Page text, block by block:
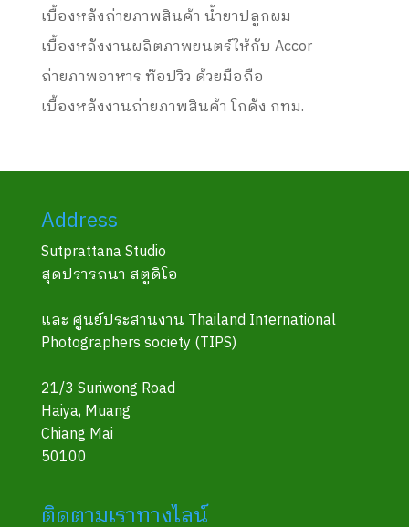
เบื้องหลังถ่ายภาพสินค้า น้ำยาปลูกผม
เบื้องหลังงานผลิตภาพยนตร์ให้กับ Accor
ถ่ายภาพอาหาร ท๊อปวิว ด้วยมือถือ
เบื้องหลังงานถ่ายภาพสินค้า โกดัง กทม.
Address
Sutprattana Studio
สุดปรารถนา สตูดิโอ
และ ศูนย์ประสานงาน Thailand International
Photographers society (TIPS)
21/3 Suriwong Road
Haiya, Muang
Chiang Mai
50100
ติดตามเราทางไลน์